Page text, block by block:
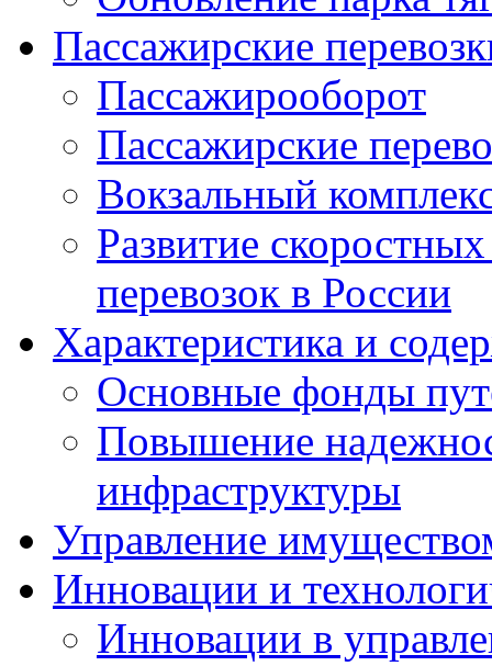
Пассажирские
Пассажирооборот
Пассажирские
Вокзальный
Развитие
перевозок в России
Характеристика и
Основные фонды
Повышение
инфраструктуры
Управление
Инновации и
Инновации в